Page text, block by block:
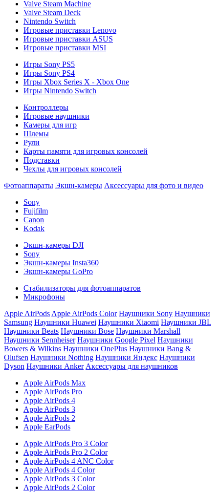
Valve Steam Machine
Valve Steam Deck
Nintendo Switch
Игровые приставки Lenovo
Игровые приставки ASUS
Игровые приставки MSI
Игры Sony PS5
Игры Sony PS4
Игры Xbox Series X - Xbox One
Игры Nintendo Switch
Контроллеры
Игровые наушники
Камеры для игр
Шлемы
Рули
Карты памяти для игровых консолей
Подставки
Чехлы для игровых консолей
Фотоаппараты Экшн-камеры Аксессуары для фото и видео
Sony
Fujifilm
Canon
Kodak
Экшн-камеры DJI
Sony
Экшн-камеры Insta360
Экшн-камеры GoPro
Стабилизаторы для фотоаппаратов
Микрофоны
Apple AirPods Apple AirPods Color Наушники Sony Наушники
Samsung Наушники Huawei Наушники Xiaomi Наушники JBL
Наушники Beats Наушники Bose Наушники Marshall
Наушники Sennheiser Наушники Google Pixel Наушники
Bowers & Wilkins Наушники OnePlus Наушники Bang &
Olufsen Наушники Nothing Наушники Яндекс Наушники
Dyson Наушники Anker Аксессуары для наушников
Apple AirPods Max
Apple AirPods Pro
Apple AirPods 4
Apple AirPods 3
Apple AirPods 2
Apple EarPods
Apple AirPods Pro 3 Color
Apple AirPods Pro 2 Color
Apple AirPods 4 ANC Color
Apple AirPods 4 Color
Apple AirPods 3 Color
Apple AirPods 2 Color